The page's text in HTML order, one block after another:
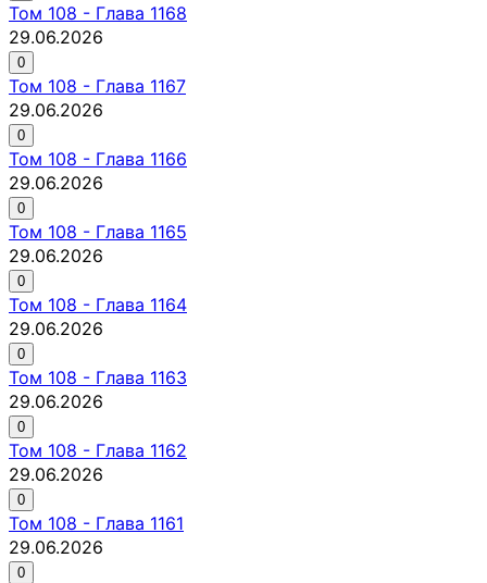
Том 108 - Глава 1168
29.06.2026
0
Том 108 - Глава 1167
29.06.2026
0
Том 108 - Глава 1166
29.06.2026
0
Том 108 - Глава 1165
29.06.2026
0
Том 108 - Глава 1164
29.06.2026
0
Том 108 - Глава 1163
29.06.2026
0
Том 108 - Глава 1162
29.06.2026
0
Том 108 - Глава 1161
29.06.2026
0